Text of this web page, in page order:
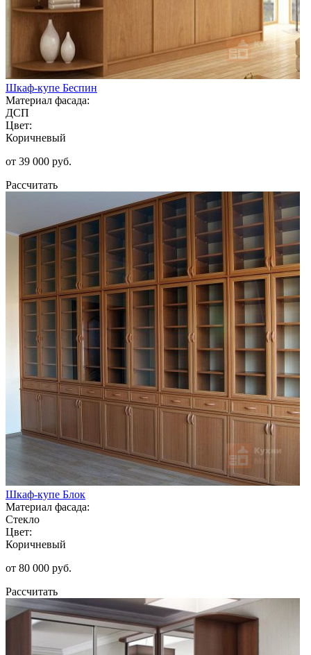
Шкаф-купе Беспин
Материал фасада:
ДСП
Цвет:
Коричневый
от 39 000 руб.
Рассчитать
Шкаф-купе Блок
Материал фасада:
Стекло
Цвет:
Коричневый
от 80 000 руб.
Рассчитать